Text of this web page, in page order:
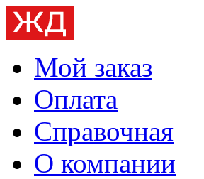
Мой заказ
Оплата
Справочная
О компании